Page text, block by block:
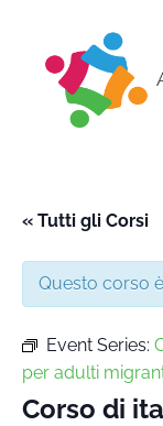
« Tutti gli Corsi
Questo corso
Event Series:
per adulti
Corso di